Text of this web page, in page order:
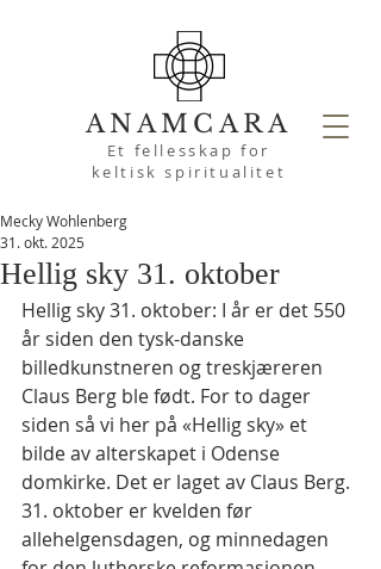
ANAMCARA
Et fellesskap for
keltisk spiritualitet
Hellig sky 31. oktober
Mecky Wohlenberg
31. okt. 2025
Hellig sky 31. oktober: I år er det 550
år siden den tysk-danske
billedkunstneren og treskjæreren
Claus Berg ble født. For to dager
siden så vi her på «Hellig sky» et
bilde av alterskapet i Odense
domkirke. Det er laget av Claus Berg.
31. oktober er kvelden før
allehelgensdagen, og minnedagen